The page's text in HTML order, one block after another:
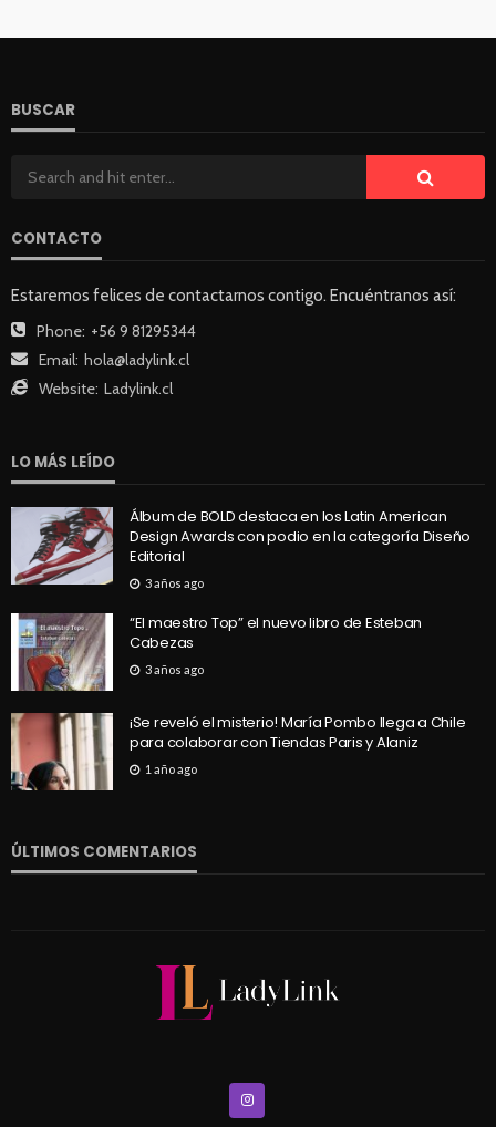
BUSCAR
CONTACTO
Estaremos felices de contactarnos contigo. Encuéntranos así:
Phone: +56 9 81295344
Email: hola@ladylink.cl
Website: Ladylink.cl
LO MÁS LEÍDO
Álbum de BOLD destaca en los Latin American
Design Awards con podio en la categoría Diseño
Editorial
3 años ago
“El maestro Top” el nuevo libro de Esteban
Cabezas
3 años ago
¡Se reveló el misterio! María Pombo llega a Chile
para colaborar con Tiendas Paris y Alaniz
1 año ago
ÚLTIMOS COMENTARIOS